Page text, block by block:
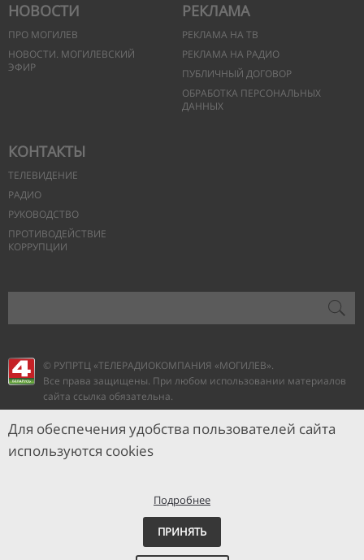
НОВОСТИ
ПРО МОГИЛЕВ
НОВОСТИ. МОГИЛЕВСКИЙ
ЭФИР
РЕКЛАМА
РЕКЛАМА НА ТВ
РЕКЛАМА НА РАДИО
ПУБЛИЧНЫЙ ДОГОВОР
ОБРАБОТКА ПЕРСОНАЛЬНЫХ
ДАННЫХ
КОНТАКТЫ
ТЕЛЕВИДЕНИЕ
РАДИО
РУКОВОДСТВО
ПРОТИВОДЕЙСТВИЕ
КОРРУПЦИИ
© РУПРТЦ «ТЕЛЕРАДИОКОМПАНИЯ «МОГИЛЕВ».
Все права защищены. При любом использовании материалов
сайта ссылка обязательна.
Для обеспечения удобства пользователей сайта
используются cookies
Подробнее
ПРИНЯТЬ